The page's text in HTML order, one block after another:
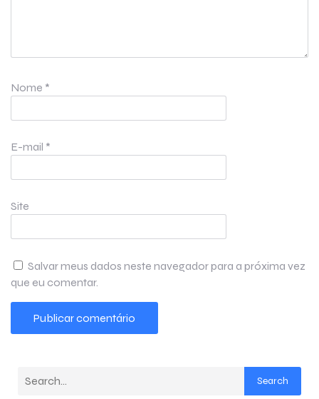
Nome *
E-mail *
Site
Salvar meus dados neste navegador para a próxima vez
que eu comentar.
Search